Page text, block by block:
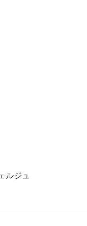
ルジュ